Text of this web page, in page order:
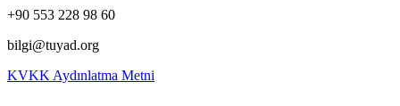
+90 553 228 98 60
bilgi@tuyad.org
KVKK Aydınlatma Metni